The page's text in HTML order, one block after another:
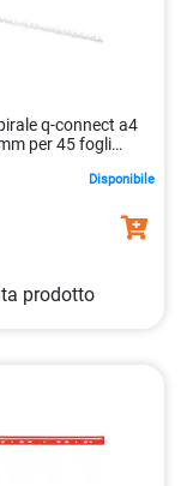
e
di qualità,
che ti dedichi
q-connect a4
per 45 fogli
Disponibile
prodotto